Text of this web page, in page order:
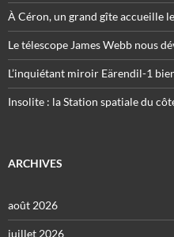
À Céron, un grand gîte accueille
Le télescope James Webb nous
L’inquiétant miroir Eärendil-1
Insolite : la Station spatiale du
ARCHIVES
août 2026
juillet 2026